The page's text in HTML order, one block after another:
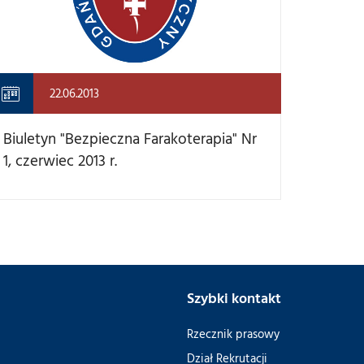
22.06.2013
Biuletyn "Bezpieczna Farakoterapia" Nr
1, czerwiec 2013 r.
Szybki kontakt
Rzecznik prasowy
Dział Rekrutacji